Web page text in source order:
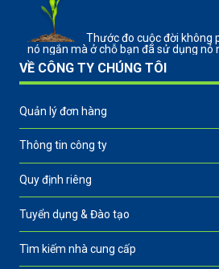
Thước đo cuộc đời không
nó ngắn mà ở chỗ bạn đã sử dụng nó
VỀ CÔNG TY CHÚNG TÔI
Quản lý đơn hàng
Thông tin công ty
Quy định riêng
Tuyển dụng & Đào tạo
Tìm kiếm nhà cung cấp